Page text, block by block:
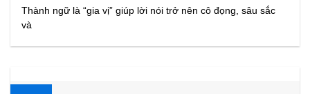
Thành ngữ là “gia vị” giúp lời nói trở nên cô đọng, sâu sắc
và